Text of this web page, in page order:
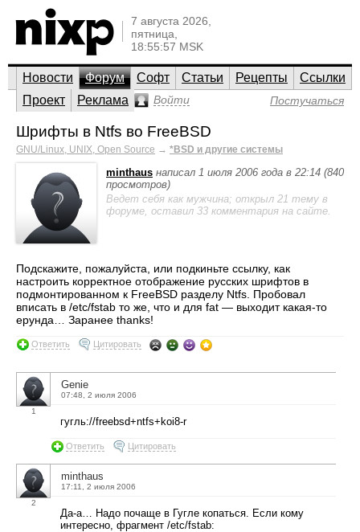
7 августа 2026,
пятница,
18:55:57 MSK
Новости Форум Софт Статьи Рецепты
Ссылки
Проект
Реклама Войти Постучаться
Шрифты в Ntfs вo FreeBSD
GNU/Linux, UNIX, Open Source → *BSD и другие системы
minthaus написал 1 июля 2006 года в 22:14 (840
просмотров)
Ведет себя как мужчина; открыл 21 тему в
форуме, оставил 33 комментария на сайте.
Подскажите, пожалуйста, или подкиньте ссылку, как
настроить корректное отображение русских шрифтов в
подмонтированном к FreeBSD разделу Ntfs. Пробовал
вписать в /etc/fstab то же, что и для fat — выходит какая-то
ерунда… Заранее thanks!
Ответить Цитировать
1
Genie
07:48, 2 июля 2006
гугль://freebsd+ntfs+koi8-r
Ответить Цитировать
2
minthaus
17:11, 2 июля 2006
Да-а… Надо почаще в Гугле копаться. Если кому
интересно, фрагмент /etc/fstab: